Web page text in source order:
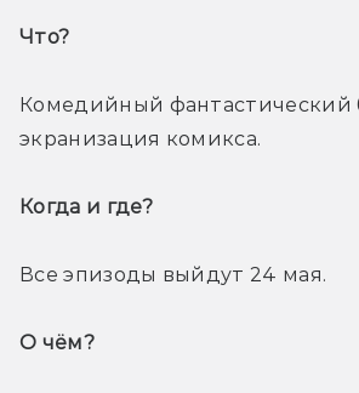
Что?
Комедийный фантастический
экранизация комикса.
Когда и где?
Все эпизоды выйдут 24 мая.
О чём?